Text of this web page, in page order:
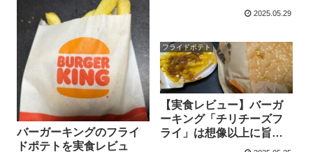
ング「ベーコンチーズワ
2025.05.29
バーガーキングのフライ
ドポテトを実食レビュ
フライドポテト
【実食レビュー】バーガ
ーキング「チリチーズフ
ライ」は想像以上に旨
い！クセになるピリ辛チ